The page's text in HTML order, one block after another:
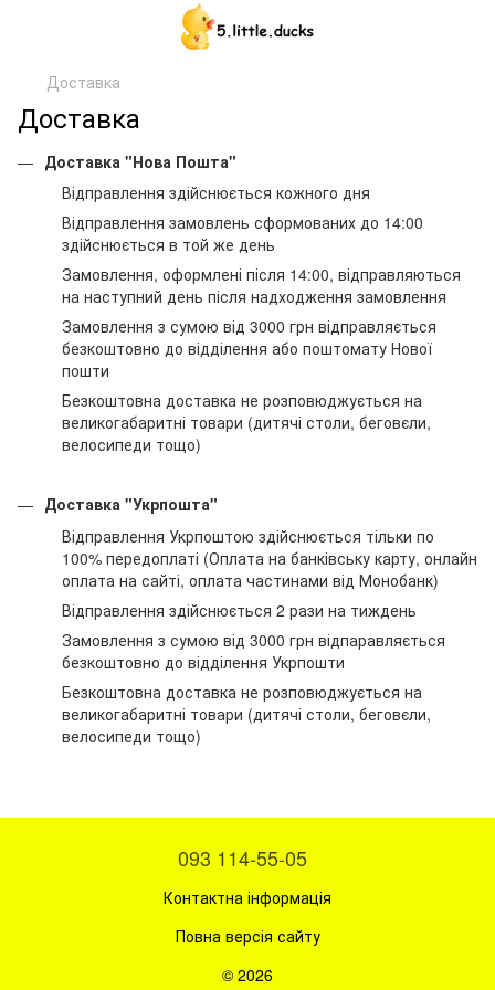
Доставка
Доставка
Доставка "Нова Пошта"
Відправлення здійснюється кожного дня
Відправлення замовлень сформованих до 14:00
здійснюється в той же день
Замовлення, оформлені після 14:00, відправляються
на наступний день після надходження замовлення
Замовлення з сумою від 3000 грн відправляється
безкоштовно до відділення або поштомату Нової
пошти
Безкоштовна доставка не розповюджується на
великогабаритні товари (дитячі столи, беговєли,
велосипеди тощо)
Доставка "Укрпошта"
Відправлення Укрпоштою здійснюється тільки по
100% передоплаті (Оплата на банківську карту, онлайн
оплата на сайті, оплата частинами від Монобанк)
Відправлення здійснюється 2 рази на тиждень
Замовлення з сумою від 3000 грн відпаравляється
безкоштовно до відділення Укрпошти
Безкоштовна доставка не розповюджується на
великогабаритні товари (дитячі столи, беговєли,
велосипеди тощо)
093 114-55-05
Контактна інформація
Повна версія сайту
© 2026